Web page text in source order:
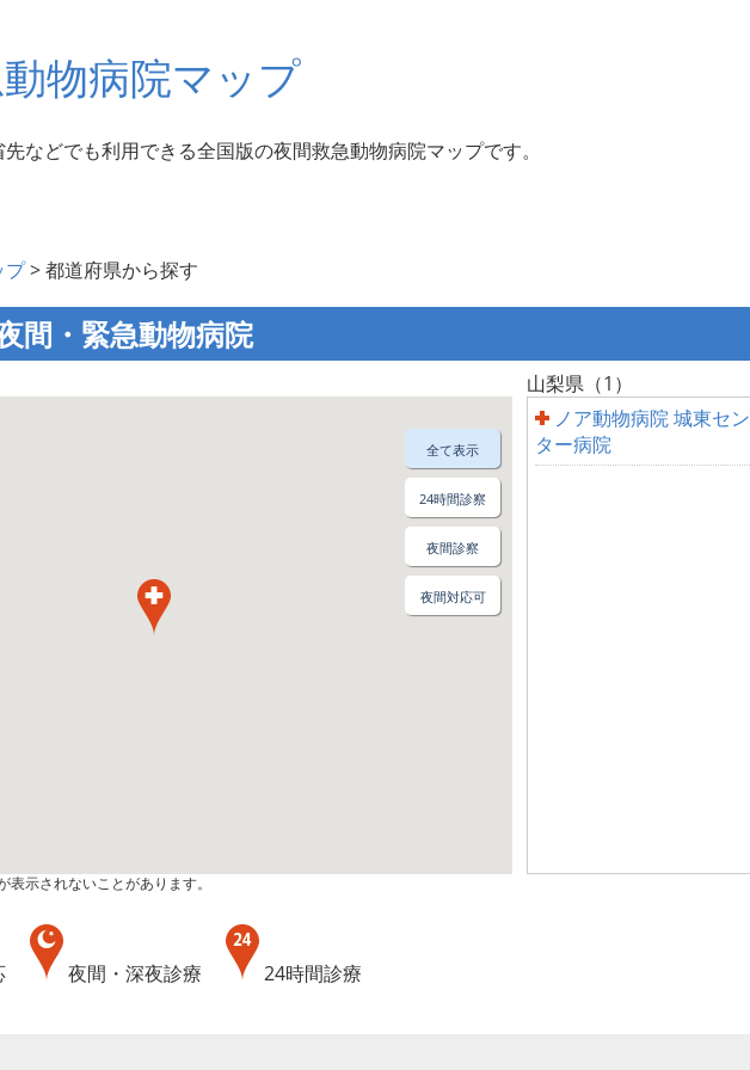
物病院マップ
などでも利用できる全国版の夜間救急動物病院マップです。
プ> 都道府県から探す
間・緊急動物病院
山梨県（1）
ノア動物病院 城東セン
ター病院
全て表示
24時間診察
夜間診察
夜間対応可
示されないことがあります。
夜間・深夜診療 24時間診療